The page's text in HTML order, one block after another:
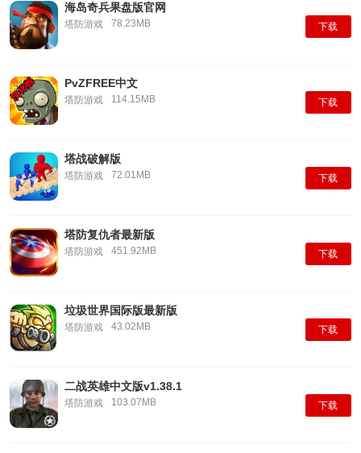
海岛奇兵果盘版官网
塔防游戏 78.23MB 下载
PvZFREE中文
塔防游戏 114.15MB 下载
塔战破解版
塔防游戏 72.01MB 下载
塔防复仇者最新版
塔防游戏 451.92MB 下载
垃圾世界国际版最新版
塔防游戏 43.02MB 下载
二战英雄中文版v1.38.1
塔防游戏 103.07MB 下载